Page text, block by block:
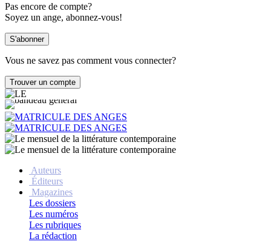
Pas encore de compte?
Soyez un ange, abonnez-vous!
Vous ne savez pas comment vous connecter?
Auteurs
Éditeurs
Magazines
Les dossiers
Les numéros
Les rubriques
La rédaction